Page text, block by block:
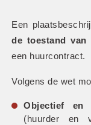
Een
de toestand van
een huurcontract.
Volgens de wet
Objectief en
(huurder en